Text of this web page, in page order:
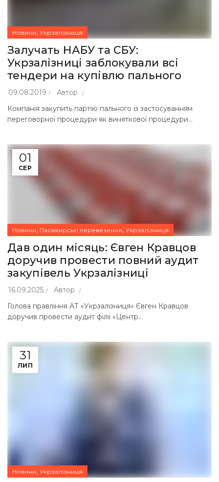
Новини, Укрзалізниця
Залучать НАБУ та СБУ:
Укрзалізниці заблокували всі
тендери на купівлю пального
09.08.2019
Автор
Компанія закупить партію пального із застосуванням
переговорної процедури як виняткової процедури...
01
СЕР
Новини, Пасажирські перевезення, Укрзалізниця
Дав один місяць: Євген Кравцов
доручив провести повний аудит
закупівель Укрзалізниці
16.09.2025
Автор
Голова правління АТ «Укрзалізниця» Євген Кравцов
доручив провести аудит філії «Центр...
31
ЛИП
Новини, Укрзалізниця